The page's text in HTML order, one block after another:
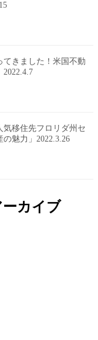
てきました！米国不動
気移住先フロリダ州セ
魅力」2022.3.26
カイブ